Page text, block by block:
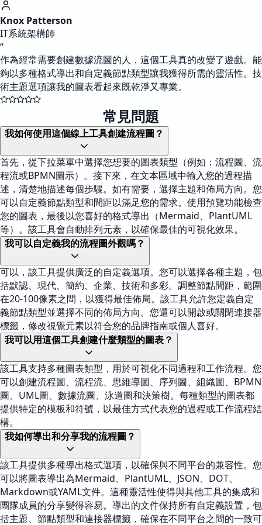
Knox Patterson
IT系統架構師
“
作為經常需要創建數據流圖的人，這個工具真的改變了遊戲。能
夠以多種格式導出和自定義節點類型讓我獲得所需的靈活性。技
術主題選項讓我的圖表看起來既乾淨又專業。
常見問題
我如何使用這個線上工具創建流程圖？
首先，從下拉菜單中選擇您想要的圖表類型（例如：流程圖、流
程流或BPMN圖示）。接下來，在文本區域中輸入您的過程描
述，清楚地描述每個步驟。如有需要，選擇主題和佈局方向。您
可以自定義節點類型和間距以滿足您的需求。使用預覽功能檢查
您的圖表，最後以您喜好的格式導出（Mermaid、PlantUML
等）。該工具會自動排列元素，以確保最佳的可視化效果。
我可以自定義我的流程圖外觀嗎？
可以，該工具提供廣泛的自定義選項。您可以選擇各種主題，包
括默認、現代、簡約、企業、技術和多彩。調整節點間距，範圍
在20-100像素之間，以獲得最佳佈局。該工具允許您定義自定
義節點類型並選擇不同的佈局方向。您還可以開啟或關閉連接器
標籤，修改視覺元素以符合您的品牌指南或個人喜好。
我可以用這個工具創建什麼類型的圖表？
該工具支持多種圖表類型，用於可視化不同過程和工作流程。您
可以創建流程圖、流程流、思維導圖、序列圖、組織圖、BPMN
圖、UML圖、數據流圖、泳道圖和決策樹。每種類型的圖表都
提供特定的模板和符號，以最佳方式代表您的過程或工作流程結
構。
我如何導出和分享我的流程圖？
該工具提供多種導出格式選項，以確保與不同平台的兼容性。您
可以將圖表導出為Mermaid、PlantUML、JSON、DOT、
Markdown或YAML文件。這種靈活性使得與其他工具的集成和
團隊成員的分享變得容易。導出的文件保持所有自定義設置，包
括主題、節點類型和連接器標籤，確保在不同平台之間的一致可